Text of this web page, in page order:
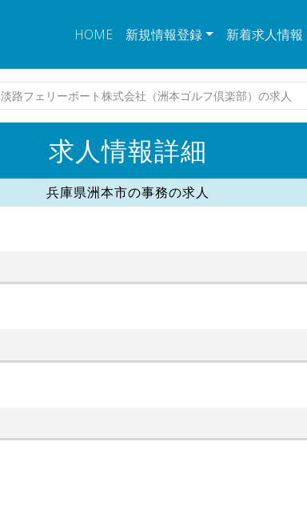
HOME 新規情報登録 新着求人情報
淡路フェリーボート株式会社（洲本ゴルフ倶楽部）の求人
求人情報詳細
兵庫県洲本市の事務の求人